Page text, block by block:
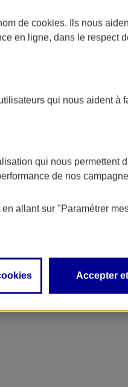
de cookies. Ils nous
en ligne, dans le respect
qui nous aident à
qui nous permettent
de nos
en allant sur "Paramétrer
Accepter